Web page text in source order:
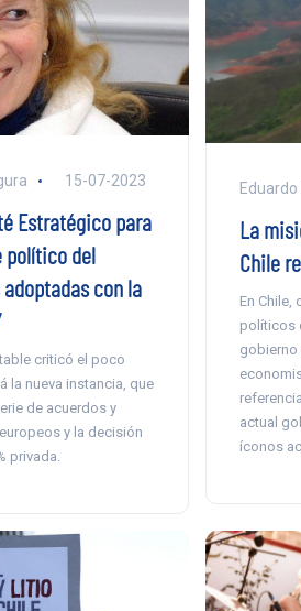
15-07-2023
Estratégico para
político del
con la
criticó el poco
la nueva instancia, que
de acuerdos y
y la decisión
privada.
La
Chile
En
políticos
gobierno
actual
íconos